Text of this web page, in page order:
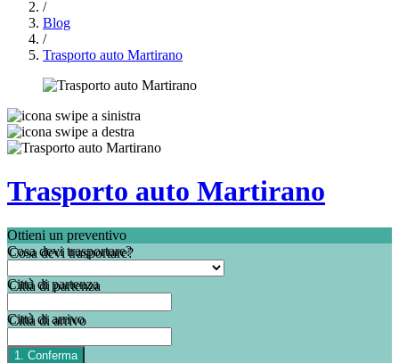
/
Blog
/
Trasporto auto Martirano
Trasporto auto Martirano
Ottieni un preventivo
Cosa devi trasportare?
Città di partenza
Città di arrivo